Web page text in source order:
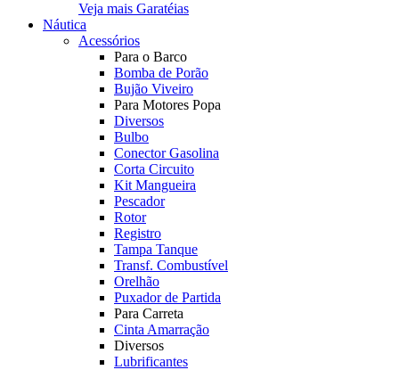
Veja mais Garatéias
Náutica
Acessórios
Para o Barco
Bomba de Porão
Bujão Viveiro
Para Motores Popa
Diversos
Bulbo
Conector Gasolina
Corta Circuito
Kit Mangueira
Pescador
Rotor
Registro
Tampa Tanque
Transf. Combustível
Orelhão
Puxador de Partida
Para Carreta
Cinta Amarração
Diversos
Lubrificantes